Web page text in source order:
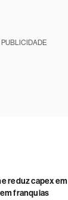
PUBLICIDADE
reduz capex em
franquias